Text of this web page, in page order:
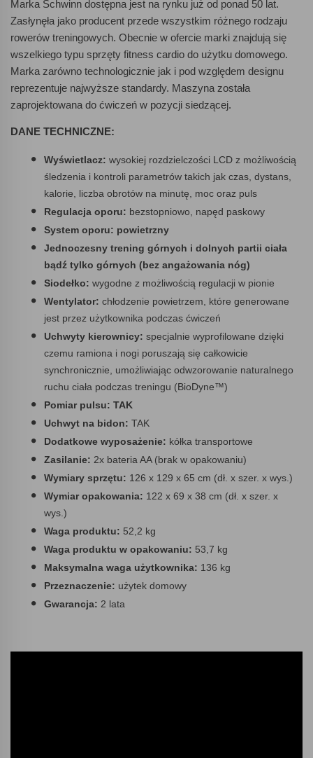
Marka Schwinn dostępna jest na rynku już od ponad 50 lat.
Zasłynęła jako producent przede wszystkim różnego rodzaju
rowerów treningowych. Obecnie w ofercie marki znajdują się
wszelkiego typu sprzęty fitness cardio do użytku domowego.
Marka zarówno technologicznie jak i pod względem designu
reprezentuje najwyższe standardy. Maszyna została
zaprojektowana do ćwiczeń w pozycji siedzącej.
DANE TECHNICZNE:
Wyświetlacz: wysokiej rozdzielczości LCD z możliwością
śledzenia i kontroli parametrów takich jak czas, dystans,
kalorie, liczba obrotów na minutę, moc oraz puls
Regulacja oporu: bezstopniowo, napęd paskowy
System oporu: powietrzny
Jednoczesny trening górnych i dolnych partii ciała
bądź tylko górnych (bez angażowania nóg)
Siodełko: wygodne z możliwością regulacji w pionie
Wentylator: chłodzenie powietrzem, które generowane
jest przez użytkownika podczas ćwiczeń
Uchwyty kierownicy: specjalnie wyprofilowane dzięki
czemu ramiona i nogi poruszają się całkowicie
synchronicznie, umożliwiając odwzorowanie naturalnego
ruchu ciała podczas treningu (BioDyne™)
Pomiar pulsu: TAK
Uchwyt na bidon: TAK
Dodatkowe wyposażenie: kółka transportowe
Zasilanie: 2x bateria AA (brak w opakowaniu)
Wymiary sprzętu: 126 x 129 x 65 cm (dł. x szer. x wys.)
Wymiar opakowania: 122 x 69 x 38 cm (dł. x szer. x
wys.)
Waga produktu: 52,2 kg
Waga produktu w opakowaniu: 53,7 kg
Maksymalna waga użytkownika: 136 kg
Przeznaczenie: użytek domowy
Gwarancja: 2 lata